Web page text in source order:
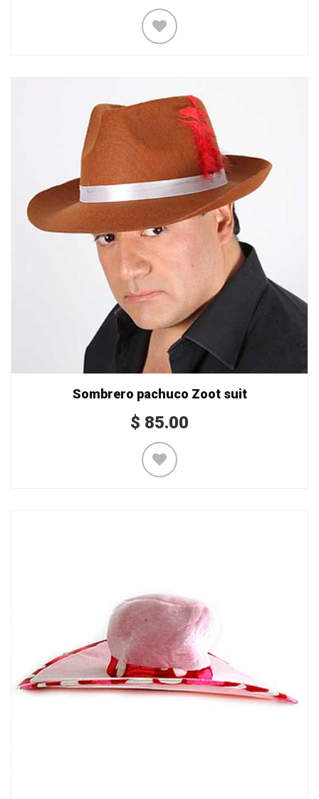
Sombrero pachuco Zoot suit
$ 85.00